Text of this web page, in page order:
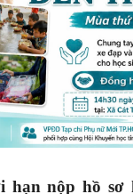
hạn nộp hồ sơ